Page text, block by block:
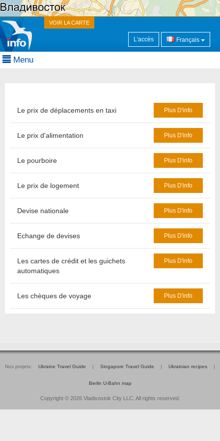
VOIR LA CARTE
L'accès Français
Menu
Plus D'info
Le prix de déplacements en taxi
Plus D'info
Le prix d'alimentation
Plus D'info
Le pourboire
Plus D'info
Le prix de logement
Plus D'info
Devise nationale
Plus D'info
Echange de devises
Plus D'info
Les cartes de crédit et les guichets
automatiques
Plus D'info
Les chèques de voyage
Nos projets: Ukraine Travel Guide | Singapore Travel Guide | Ukrainian recipes |
Berlin U-Bahn map
Copyright © 2026 Vladivostok City LLC. All rights reserved.